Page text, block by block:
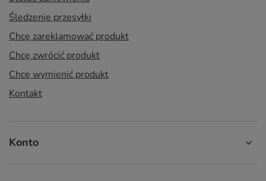
Śledzenie przesyłki
Chcę zareklamować produkt
Chcę zwrócić produkt
Chcę wymienić produkt
Kontakt
Konto